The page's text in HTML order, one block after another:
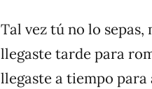
Tal vez tú no lo sepas,
llegaste tarde para
llegaste a tiempo para